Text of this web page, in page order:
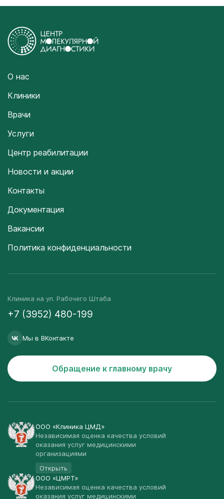
О нас
Клиники
Врачи
Услуги
Центр реабилитации
Новости и акции
Контакты
Документация
Вакансии
Политика конфиденциальности
Клиника на ул. Рабочего Штаба
+7 (3952) 480-199
Мы в ВКонтакте
Обращение к главному врачу
ООО «Клиника ЦМД»
Независимая оценка качества условий
оказания услуг медицинскими
организациями
Открыть
ООО «ЦМРТ»
Независимая оценка качества условий
оказания услуг медицинскими